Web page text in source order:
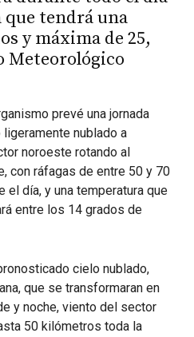
tendrá una
y máxima de 25,
Meteorológico
prevé una jornada
nublado a
noroeste rotando al
con ráfagas de entre 50 y 70
el día, y una temperatura que
entre los 14 grados de
cielo nublado,
que se transformaran en
y noche, viento del sector
50 kilómetros toda la